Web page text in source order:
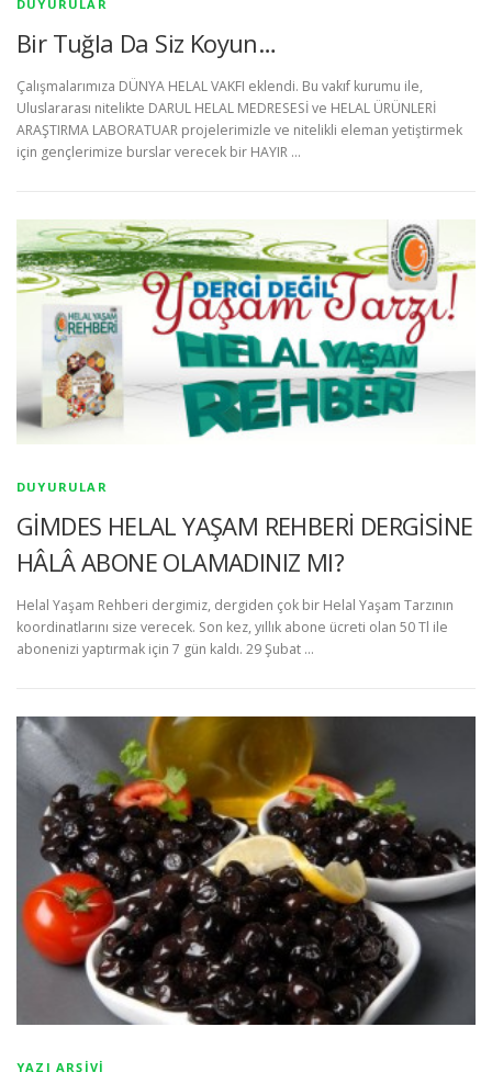
DUYURULAR
Bir Tuğla Da Siz Koyun…
Çalışmalarımıza DÜNYA HELAL VAKFI eklendi. Bu vakıf kurumu ile,
Uluslararası nitelikte DARUL HELAL MEDRESESİ ve HELAL ÜRÜNLERİ
ARAŞTIRMA LABORATUAR projelerimizle ve nitelikli eleman yetiştirmek
için gençlerimize burslar verecek bir HAYIR …
DUYURULAR
GİMDES HELAL YAŞAM REHBERİ DERGİSİNE
HÂLÂ ABONE OLAMADINIZ MI?
Helal Yaşam Rehberi dergimiz, dergiden çok bir Helal Yaşam Tarzının
koordinatlarını size verecek. Son kez, yıllık abone ücreti olan 50 Tl ile
abonenizi yaptırmak için 7 gün kaldı. 29 Şubat …
YAZI ARŞIVI